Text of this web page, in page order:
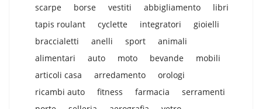
scarpe borse vestiti abbigliamento
libri
tapis roulant
cyclette integratori
gioielli
braccialetti
anelli sport
animali
alimentari
auto moto bevande
mobili
articoli casa
arredamento
orologi
ricambi auto
fitness farmacia
serramenti